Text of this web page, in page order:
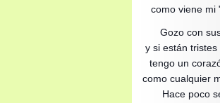
como viene mi
Gozo con
y si están tristes
tengo un
como cualquier
Hace poco